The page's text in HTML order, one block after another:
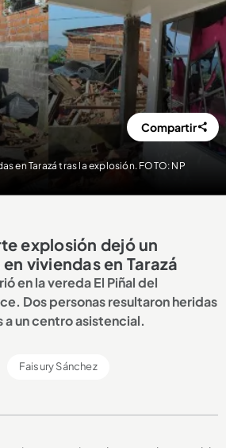
en Tarazá tras la explosión. FOTO: NP
Compartir
explosión dejó un
viviendas en Tarazá
en la vereda El Piñal del
Dos personas resultaron heridas
un centro asistencial.
Faisury Sánchez